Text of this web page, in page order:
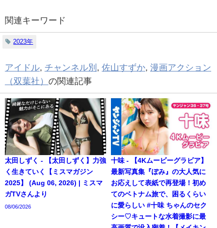
関連キーワード
2023年
アイドル, チャンネル別 , 佐山すずか, 漫画アクション
（双葉社） の関連記事
太田しずく - 【太田しずく】力強
く生きていく【ミスマガジン
2025】 (Aug 06, 2026) | ミスマ
ガTVさんより
08/06/2026
十味 - 【4Kムービーグラビア】
最新写真集『ぽみ』の大人気に
お応えして表紙で再登場！初め
てのベトナム旅で、困るくらい
に愛らしい #十味 ちゃんのセク
シー♡キュートな水着撮影に最